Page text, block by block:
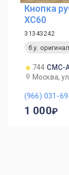
Кнопка
XC60
31343242
б.у. оригинал
744 СМС-
Москва,
(966) 031-
1 000